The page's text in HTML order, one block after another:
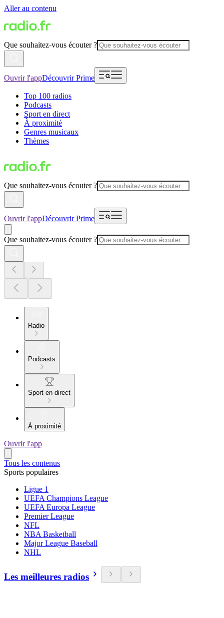
Aller au contenu
Que souhaitez-vous écouter ?
Ouvrir l'appDécouvrir Prime
Top 100 radios
Podcasts
Sport en direct
À proximité
Genres musicaux
Thèmes
Que souhaitez-vous écouter ?
Ouvrir l'appDécouvrir Prime
Que souhaitez-vous écouter ?
Radio
Podcasts
Sport en direct
À proximité
Ouvrir l'app
Tous les contenus
Sports populaires
Ligue 1
UEFA Champions League
UEFA Europa League
Premier League
NFL
NBA Basketball
Major League Baseball
NHL
Les meilleures radios